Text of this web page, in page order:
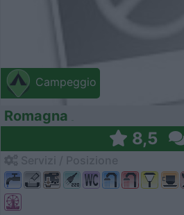
Campeggio
Romagna
8,5